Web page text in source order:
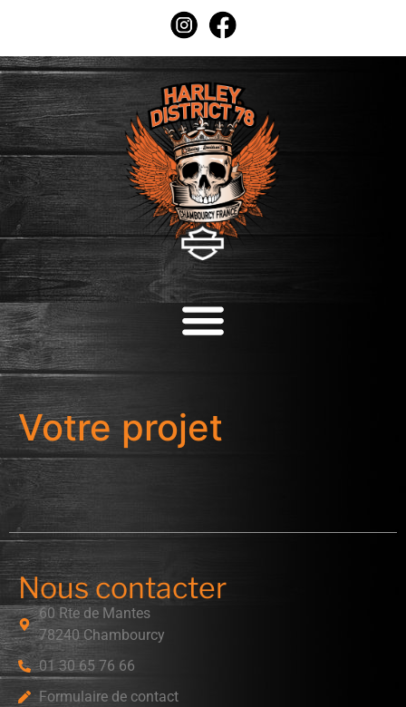
Votre projet
Nous contacter
60 Rte de Mantes
78240 Chambourcy
01 30 65 76 66
Formulaire de contact